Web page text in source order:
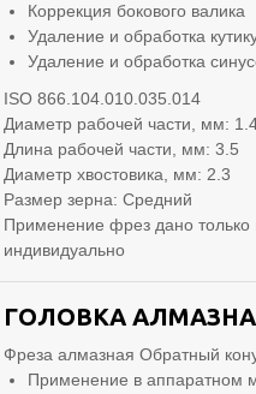
Коррекция бокового валика
Удаление и обработка
Удаление и обработка
ISO 866.104.010.035.014
Диаметр рабочей части, мм:
Длина рабочей части, мм: 3.5
Диаметр хвостовика, мм: 2.3
Размер зерна: Средний
Применение фрез дано только
индивидуально
ГОЛОВКА
Фреза алмазная Обратный
Применение в аппаратном